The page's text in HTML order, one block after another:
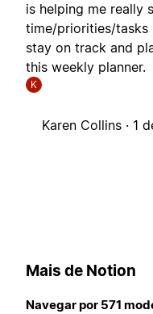
is helping me really
time/priorities/tasks
stay on track and
this weekly planner.
K
Karen Collins · 1
Mais de Notion
Navegar por 571